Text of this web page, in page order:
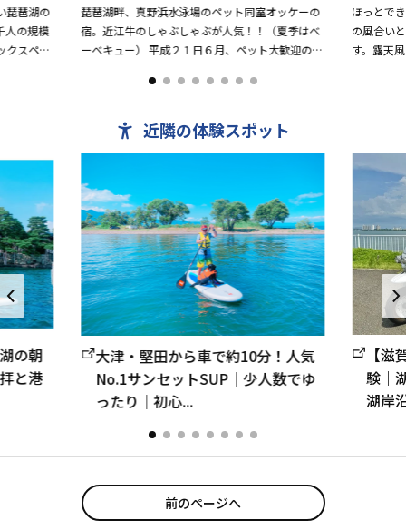
琵琶湖の
人の規模
クスペー
琵琶湖畔、真野浜水泳場のペット同室オッケーの
宿。近江牛のしゃぶしゃぶが人気！！（夏季はべ
ーべキュー） 平成２１日６月、ペット大歓迎の貸
ほっとで
の風合い
す。露天
近隣の体験スポット
の朝
と港
大津・堅田から車で約10分！人気
No.1サンセットSUP｜少人数でゆ
ったり｜初心...
【
験｜
湖岸
前のページへ